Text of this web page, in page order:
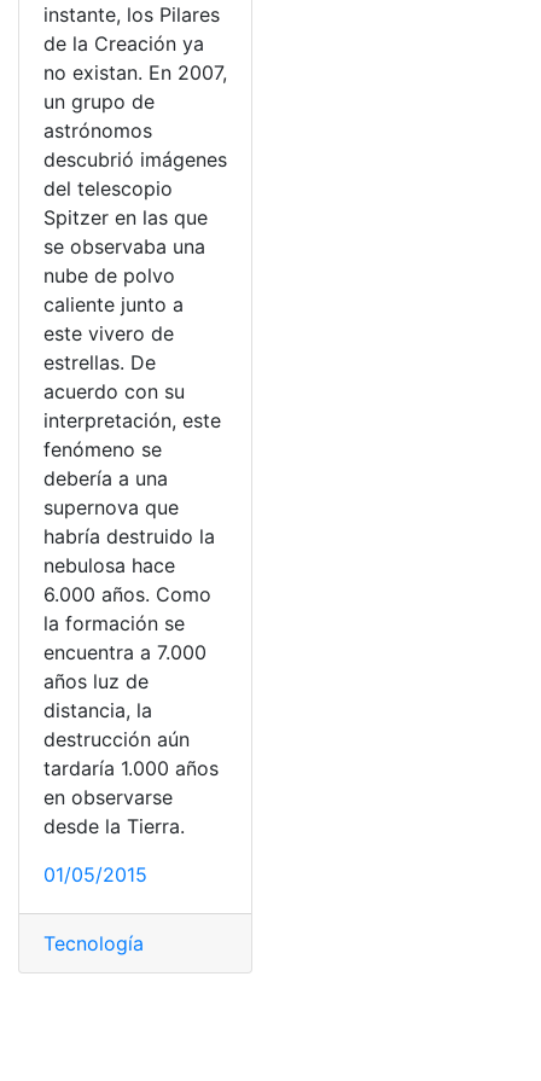
instante, los Pilares
de la Creación ya
no existan. En 2007,
un grupo de
astrónomos
descubrió imágenes
del telescopio
Spitzer en las que
se observaba una
nube de polvo
caliente junto a
este vivero de
estrellas. De
acuerdo con su
interpretación, este
fenómeno se
debería a una
supernova que
habría destruido la
nebulosa hace
6.000 años. Como
la formación se
encuentra a 7.000
años luz de
distancia, la
destrucción aún
tardaría 1.000 años
en observarse
desde la Tierra.
01/05/2015
Tecnología